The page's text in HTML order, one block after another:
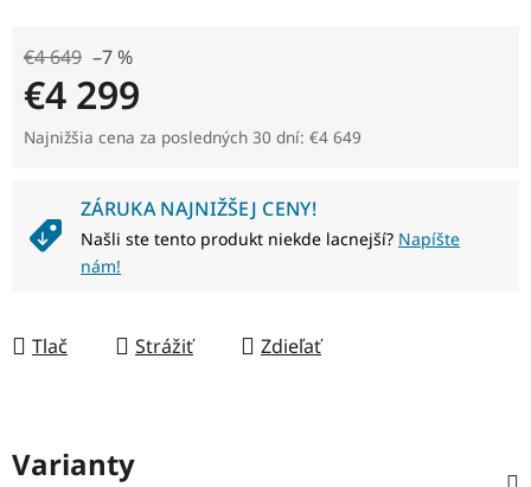
€4 649 –7 %
€4 299
Jednotková cena:
Najnižšia cena za posledných 30 dní: €4 649
ZÁRUKA NAJNIŽŠEJ CENY!
Našli ste tento produkt niekde lacnejší? Napíšte
nám!
Tlač Strážiť Zdieľať
Varianty